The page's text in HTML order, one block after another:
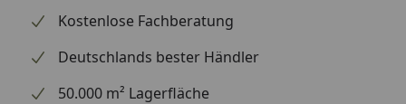
c
Wood-Powder-Schicht
d
HDF-Mittellage
e
AquaStop-Kantenimprägnierung
Kostenlose Fachberatung
Deutschlands bester Händler
50.000 m² Lagerfläche